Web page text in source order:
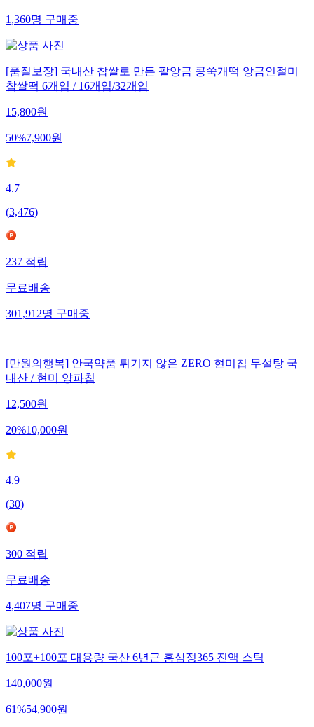
1,360명구매중
[품질보장] 국내산 찹쌀로 만든 팥앙금 콩쑥개떡 앙금인절미
찹쌀떡 6개입 / 16개입/32개입
15,800원
50%7,900원
4.7
(3,476)
237적립
무료배송
301,912명구매중
[만원의행복] 안국약품 튀기지 않은 ZERO 현미칩 무설탕 국
내산 / 현미 양파칩
12,500원
20%10,000원
4.9
(30)
300적립
무료배송
4,407명구매중
100포+100포 대용량 국산 6년근 홍삼정365 진액 스틱
140,000원
61%54,900원